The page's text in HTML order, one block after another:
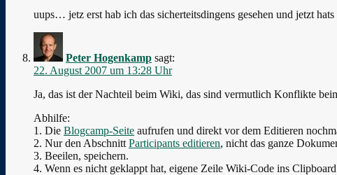
uups… jetz erst hab ich das sicherteitsdingens gesehen und jetzt
Peter Hogenkamp sagt:
22. August 2007 um 13:28 Uhr
Ja, das ist der Nachteil beim Wiki, das sind vermutlich Konflikte
Abhilfe:
1. Die Blogcamp-Seite aufrufen und direkt vor dem Editieren
2. Nur den Abschnitt Participants editieren, nicht das ganze
3. Beeilen, speichern.
4. Wenn es nicht geklappt hat, eigene Zeile Wiki-Code ins